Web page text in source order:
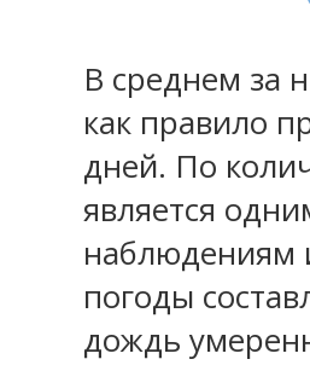
В среднем за
как правило
дней. По
является
наблюдениям
погоды
дождь